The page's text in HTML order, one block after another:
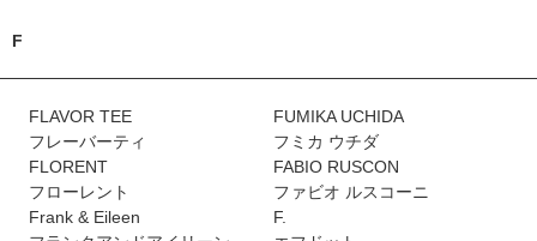
F
FLAVOR TEE
フレーバーティ
FUMIKA UCHIDA
フミカ ウチダ
FLORENT
フローレント
FABIO RUSCON
ファビオ ルスコーニ
Frank & Eileen
F.